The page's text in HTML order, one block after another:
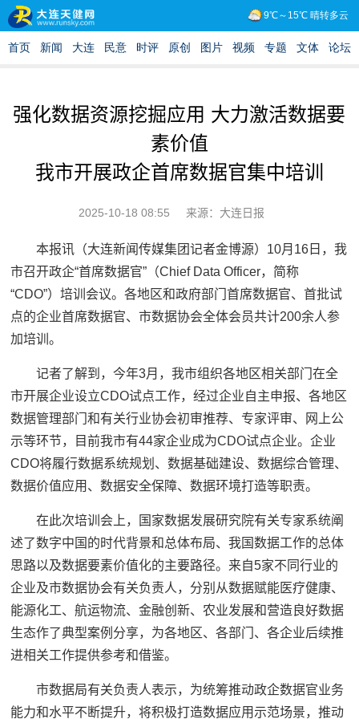
强化数据资源挖掘应用 大力激活数据要
素价值
我市开展政企首席数据官集中培训
2025-10-18 08:55 来源：大连日报
本报讯（大连新闻传媒集团记者金博源）10月16日，我
市召开政企“首席数据官”（Chief Data Officer，简称
“CDO”）培训会议。各地区和政府部门首席数据官、首批试
点的企业首席数据官、市数据协会全体会员共计200余人参
加培训。
记者了解到，今年3月，我市组织各地区相关部门在全
市开展企业设立CDO试点工作，经过企业自主申报、各地区
数据管理部门和有关行业协会初审推荐、专家评审、网上公
示等环节，目前我市有44家企业成为CDO试点企业。企业
CDO将履行数据系统规划、数据基础建设、数据综合管理、
数据价值应用、数据安全保障、数据环境打造等职责。
在此次培训会上，国家数据发展研究院有关专家系统阐
述了数字中国的时代背景和总体布局、我国数据工作的总体
思路以及数据要素价值化的主要路径。来自5家不同行业的
企业及市数据协会有关负责人，分别从数据赋能医疗健康、
能源化工、航运物流、金融创新、农业发展和营造良好数据
生态作了典型案例分享，为各地区、各部门、各企业后续推
进相关工作提供参考和借鉴。
市数据局有关负责人表示，为统筹推动政企数据官业务
能力和水平不断提升，将积极打造数据应用示范场景，推动